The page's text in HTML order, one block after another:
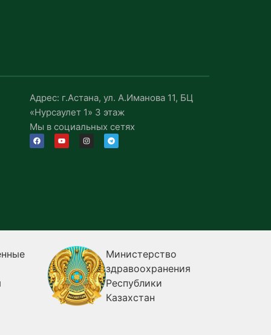
Адрес: г.Астана, ул. А.Иманова 11, БЦ
«Нурсаулет 1» 3 этаж
Мы в социальных сетях
Министерство
здравоохранения
Республики
Казахстан